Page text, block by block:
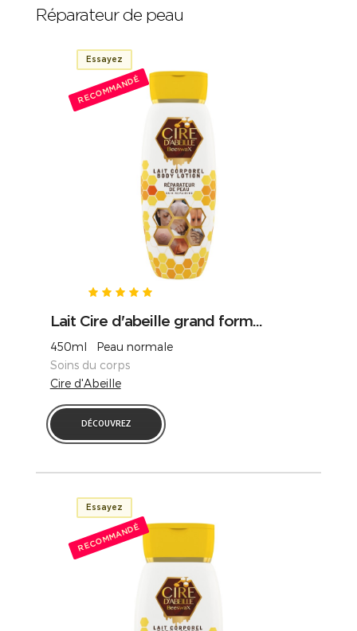
Réparateur de peau
Essayez
RECOMMANDÉ
Lait Cire d'abeille grand form...
450ml Peau normale
Soins du corps
Cire d'Abeille
DÉCOUVREZ
Essayez
RECOMMANDÉ